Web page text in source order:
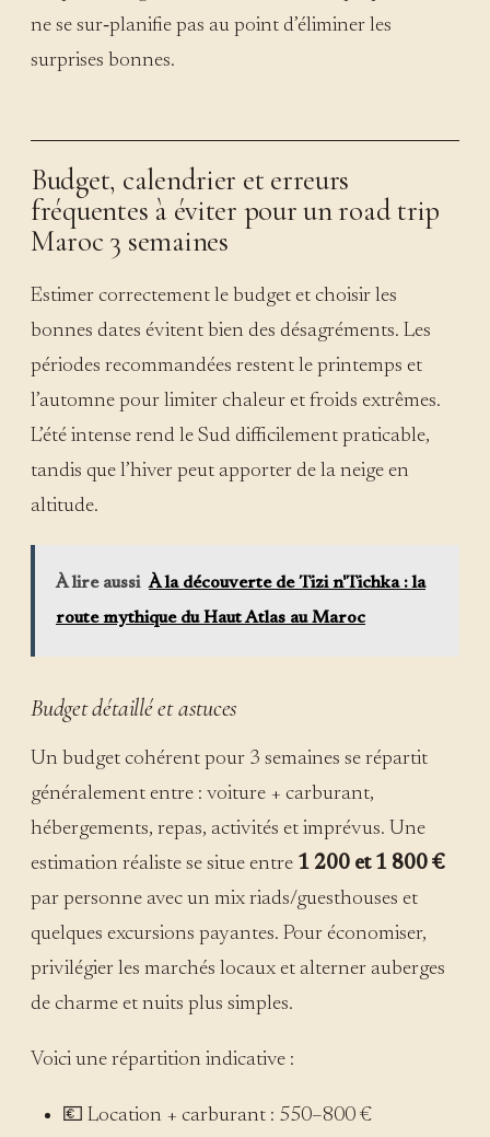
ne se sur‑planifie pas au point d’éliminer les
surprises bonnes.
Budget, calendrier et erreurs
fréquentes à éviter pour un road trip
Maroc 3 semaines
Estimer correctement le budget et choisir les
bonnes dates évitent bien des désagréments. Les
périodes recommandées restent le printemps et
l’automne pour limiter chaleur et froids extrêmes.
L’été intense rend le Sud difficilement praticable,
tandis que l’hiver peut apporter de la neige en
altitude.
À lire aussi À la découverte de Tizi n'Tichka : la
route mythique du Haut Atlas au Maroc
Budget détaillé et astuces
Un budget cohérent pour 3 semaines se répartit
généralement entre : voiture + carburant,
hébergements, repas, activités et imprévus. Une
estimation réaliste se situe entre 1 200 et 1 800 €
par personne avec un mix riads/guesthouses et
quelques excursions payantes. Pour économiser,
privilégier les marchés locaux et alterner auberges
de charme et nuits plus simples.
Voici une répartition indicative :
💶 Location + carburant : 550–800 €